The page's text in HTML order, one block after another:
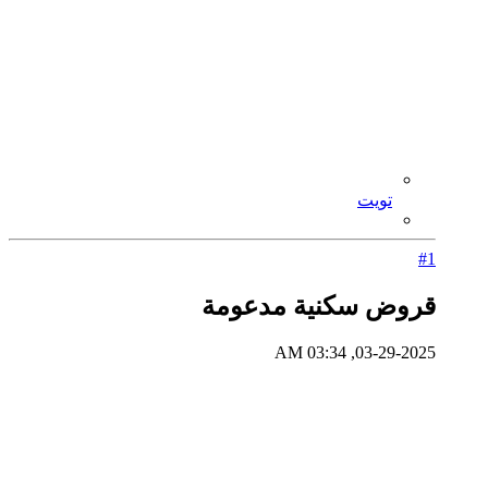
تويت
#1
قروض سكنية مدعومة
03-29-2025, 03:34 AM